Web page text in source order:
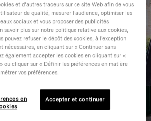
et d’autres traceurs sur ce site Web afin de vous
de qualité, mesurer l’audience, optimiser les
sociaux et vous proposer des publicités
savoir plus sur notre politique relative aux cookies,
pouvez refuser le dépôt des cookies, à l'exception
nécessaires, en cliquant sur « Continuer sans
également accepter les cookies en cliquant sur «
ou cliquer sur « Définir les préférences en matière
vos préférences.
en
Accepter et continuer